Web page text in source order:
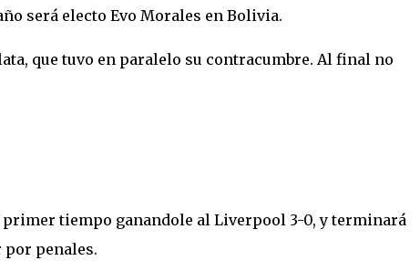
será electo Evo Morales en Bolivia.
que tuvo en paralelo su contracumbre. Al final no
tiempo ganandole al Liverpool 3-0, y terminará
por penales.